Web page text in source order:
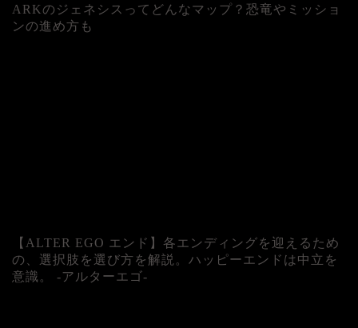
ARKのジェネシスってどんなマップ？恐竜やミッショ
ンの進め方も
【ALTER EGO エンド】各エンディングを迎えるため
の、選択肢を選び方を解説。ハッピーエンドは中立を
意識。 -アルターエゴ-